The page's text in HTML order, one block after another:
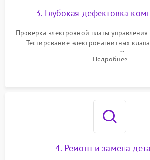
3. Глубокая дефектовка
Проверка электронной платы
Тестирование электромагнитных
температуры и расходомера. Оценка
жерновов кофемолки, уплотнительных
Подробнее
4. Ремонт и замена